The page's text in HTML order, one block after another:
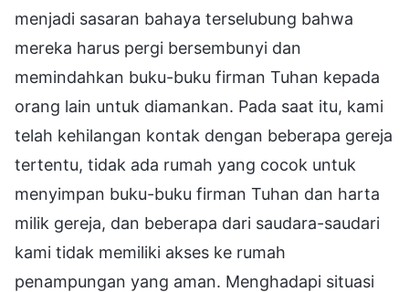
menjadi sasaran bahaya terselubung bahwa
mereka harus pergi bersembunyi dan
memindahkan buku-buku firman Tuhan kepada
orang lain untuk diamankan. Pada saat itu, kami
telah kehilangan kontak dengan beberapa gereja
tertentu, tidak ada rumah yang cocok untuk
menyimpan buku-buku firman Tuhan dan harta
milik gereja, dan beberapa dari saudara-saudari
kami tidak memiliki akses ke rumah
penampungan yang aman. Menghadapi situasi